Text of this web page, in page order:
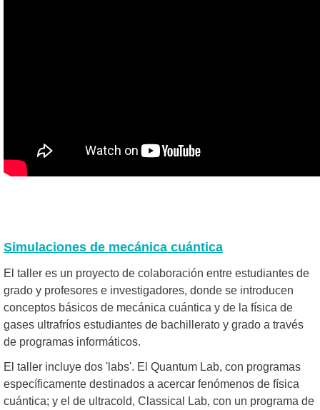
Simulaciones de mecánica cuántica
El taller es un proyecto de colaboración entre estudiantes de
grado y profesores e investigadores, donde se introducen
conceptos básicos de mecánica cuántica y de la física de
gases ultrafríos estudiantes de bachillerato y grado a través
de programas informáticos.
El taller incluye dos 'labs'. El Quantum Lab, con programas
específicamente destinados a acercar fenómenos de física
cuántica; y el de ultracold, Classical Lab, con un programa de